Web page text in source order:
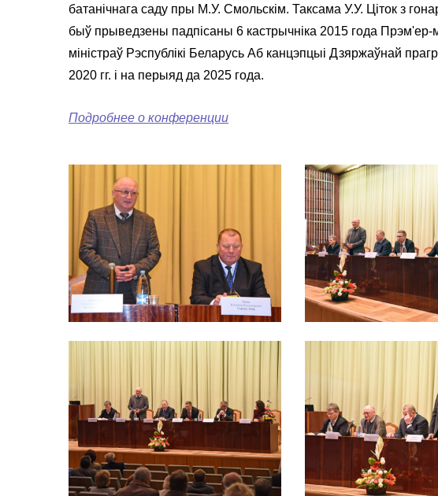
батанічнага саду пры М.У. Смольскім. Таксама У.У. Ціток з
быў прыведзены падпісаны 6 кастрычніка 2015 года
міністраў Рэспублікі Беларусь Аб канцэпцыі Дзяржаўнай
2020 гг. і на перыяд да 2025 года.
Подробнее о конференции